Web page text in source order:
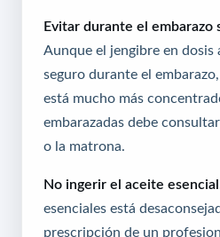
Evitar durante el embarazo
Aunque el jengibre en dosis
seguro durante el
está mucho más
embarazadas debe
o la matrona.
No ingerir el aceite esencial.
esenciales está
prescripción de un